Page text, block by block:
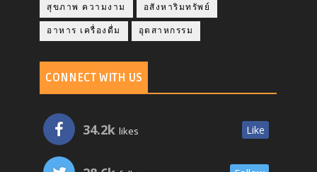
สุขภาพ ความงาม อสังหาริมทรัพย์
อาหาร เครื่องดื่ม อุตสาหกรรม
CONNECT WITH US
34.2k likes Like